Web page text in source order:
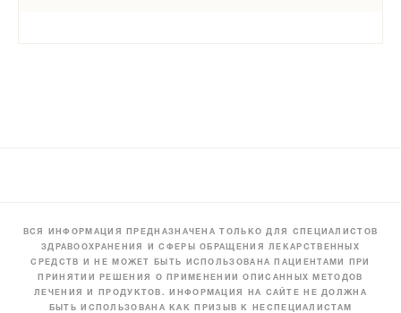
ВСЯ ИНФОРМАЦИЯ ПРЕДНАЗНАЧЕНА ТОЛЬКО ДЛЯ СПЕЦИАЛИСТОВ
ЗДРАВООХРАНЕНИЯ И СФЕРЫ ОБРАЩЕНИЯ ЛЕКАРСТВЕННЫХ
СРЕДСТВ И НЕ МОЖЕТ БЫТЬ ИСПОЛЬЗОВАНА ПАЦИЕНТАМИ ПРИ
ПРИНЯТИИ РЕШЕНИЯ О ПРИМЕНЕНИИ ОПИСАННЫХ МЕТОДОВ
ЛЕЧЕНИЯ И ПРОДУКТОВ. ИНФОРМАЦИЯ НА САЙТЕ НЕ ДОЛЖНА
БЫТЬ ИСПОЛЬЗОВАНА КАК ПРИЗЫВ К НЕСПЕЦИАЛИСТАМ